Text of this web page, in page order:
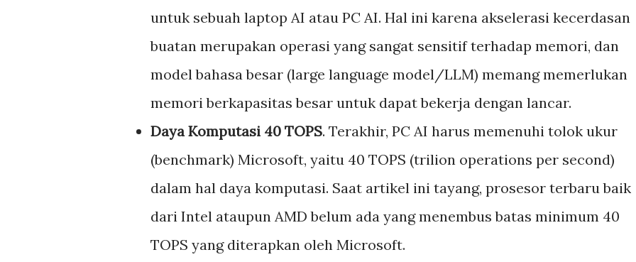
untuk sebuah laptop AI atau PC AI. Hal ini karena akselerasi kecerdasan
buatan merupakan operasi yang sangat sensitif terhadap memori, dan
model bahasa besar (large language model/LLM) memang memerlukan
memori berkapasitas besar untuk dapat bekerja dengan lancar.
Daya Komputasi 40 TOPS. Terakhir, PC AI harus memenuhi tolok ukur
(benchmark) Microsoft, yaitu 40 TOPS (trilion operations per second)
dalam hal daya komputasi. Saat artikel ini tayang, prosesor terbaru baik
dari Intel ataupun AMD belum ada yang menembus batas minimum 40
TOPS yang diterapkan oleh Microsoft.